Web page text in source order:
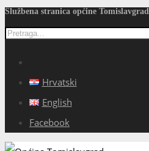
Službena stranica općine Tomislavgrad
Hrvatski
English
Facebook